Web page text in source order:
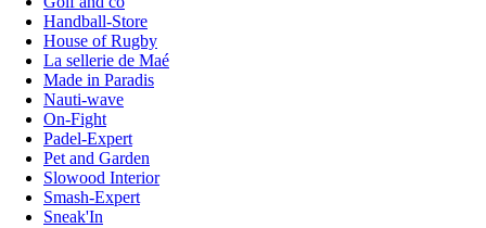
Handball-Store
House of Rugby
La sellerie de Maé
Made in Paradis
Nauti-wave
On-Fight
Padel-Expert
Pet and Garden
Slowood Interior
Smash-Expert
Sneak'In